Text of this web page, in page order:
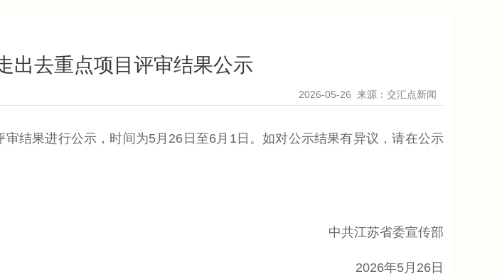
出去重点项目评审结果公示
2026-05-26 来源：交汇点新闻
果进行公示，时间为5月26日至6月1日。如对公示结果有异议，请在公示
中共江苏省委宣传部
2026年5月26日